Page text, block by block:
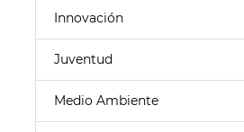
Innovación
Juventud
Medio Ambiente